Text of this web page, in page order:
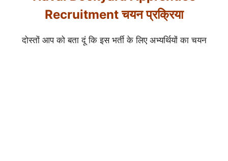
Recruitment चयन प्रक्रिया
दोस्तों आप को बता दूं कि इस भर्ती के लिए अभ्यर्थियों का चयन